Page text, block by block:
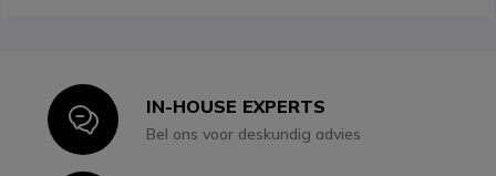
IconIN-HOUSE EXPERTS
Bel ons voor deskundig advies